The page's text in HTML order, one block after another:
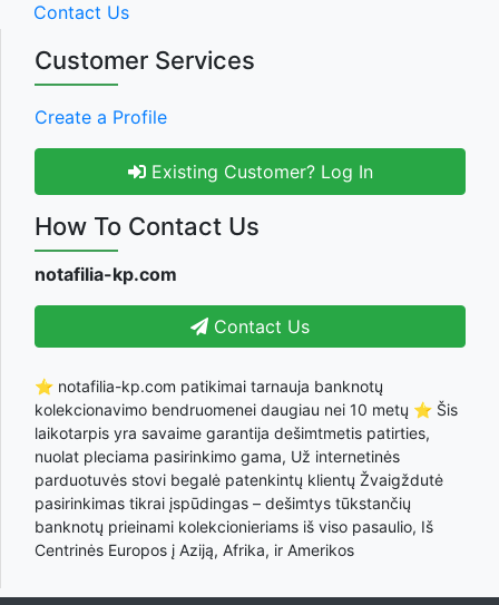
Contact Us
Customer Services
Create a Profile
Existing Customer? Log In
How To Contact Us
notafilia-kp.com
Contact Us
⭐ notafilia-kp.com patikimai tarnauja banknotų
kolekcionavimo bendruomenei daugiau nei 10 metų ⭐ Šis
laikotarpis yra savaime garantija dešimtmetis patirties,
nuolat pleciama pasirinkimo gama, Už internetinės
parduotuvės stovi begalė patenkintų klientų Žvaigždutė
pasirinkimas tikrai įspūdingas – dešimtys tūkstančių
banknotų prieinami kolekcionieriams iš viso pasaulio, Iš
Centrinės Europos į Aziją, Afrika, ir Amerikos